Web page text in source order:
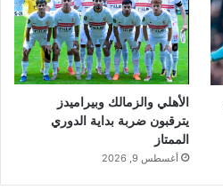
الأهلي والزمالك وبيراميدز
يترقبون ضربة بداية الدوري
الممتاز
أغسطس 9, 2026